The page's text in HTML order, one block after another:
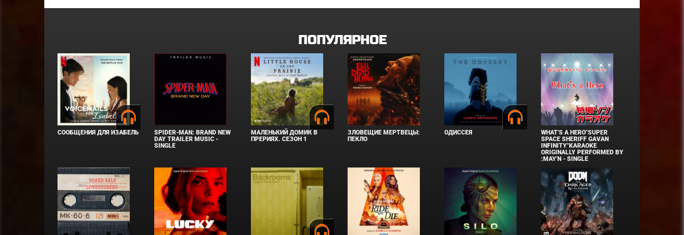
ПОПУЛЯРНОЕ
СООБЩЕНИЯ ДЛЯ ИЗАБЕЛЬ
SPIDER-MAN: BRAND NEW
DAY TRAILER MUSIC -
SINGLE
МАЛЕНЬКИЙ ДОМИК В
ПРЕРИЯХ. СЕЗОН 1
ЗЛОВЕЩИЕ МЕРТВЕЦЫ:
ПЕКЛО
ОДИССЕЯ
WHAT'S A HERO"SUPER
SPACE SHERIFF GAVAN
INFINITY"KARAOKE
ORIGINALLY PERFORMED BY
:MAY'N - SINGLE